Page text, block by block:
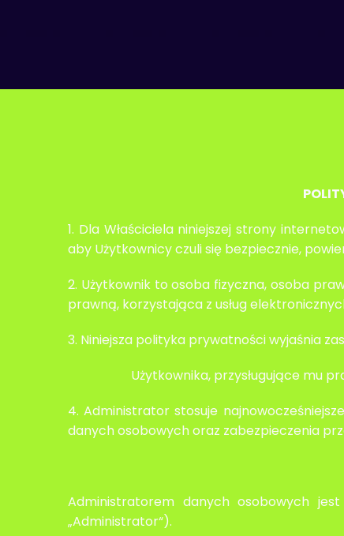
1. Dla Właściciela niniejszej strony
aby Użytkownicy czuli się bezpiecznie,
2. Użytkownik to osoba fizyczna, osoba
prawną, korzystająca z usług
3. Niniejsza polityka prywatności wyjaśnia
Użytkownika, przysługujące mu
4. Administrator stosuje
danych osobowych oraz zabezpieczenia
Administratorem danych osobowych
„Administrator“).